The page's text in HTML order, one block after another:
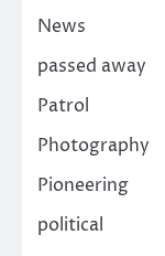
News
passed away
Patrol
Photography
Pioneering
political